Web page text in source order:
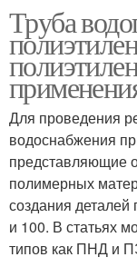
Труба
Для проведения
водоснабжения
представляющие
полимерных
создания
и 100. В статьях
типов как ПНД и